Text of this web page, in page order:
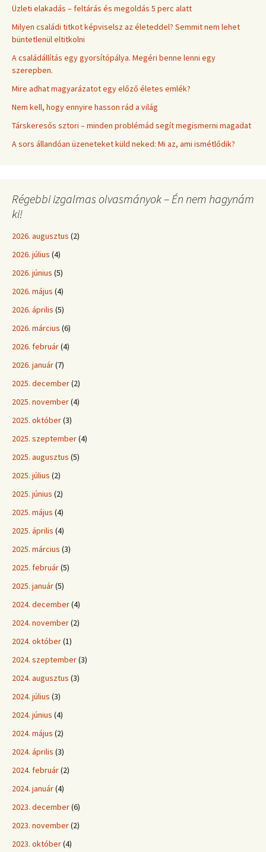
Üzleti elakadás – feltárás és megoldás 5 perc alatt
Milyen családi titkot képviselsz az életeddel? Semmit nem lehet
büntetlenül eltitkolni
A családállítás egy gyorsítópálya. Megéri benne lenni egy
szerepben.
Mire adhat magyarázatot egy előző életes emlék?
Nem kell, hogy ennyire hasson rád a világ
Társkeresős sztori – minden problémád segít megismerni magadat
A sors állandóan üzeneteket küld neked: Mi az, ami ismétlődik?
Régebbi izgalmas olvasmányok – Én nem hagynám
ki!
2026. augusztus (2)
2026. július (4)
2026. június (5)
2026. május (4)
2026. április (5)
2026. március (6)
2026. február(4)
2026. január(7)
2025. december(2)
2025. november(4)
2025. október(3)
2025. szeptember(4)
2025. augusztus (5)
2025. július (2)
2025. június (2)
2025. május (4)
2025. április (4)
2025. március (3)
2025. február(5)
2025. január(5)
2024. december(4)
2024. november(2)
2024. október(1)
2024. szeptember(3)
2024. augusztus (3)
2024. július (3)
2024. június (4)
2024. május (2)
2024. április (3)
2024. február(2)
2024. január(4)
2023. december(6)
2023. november(2)
2023. október(4)